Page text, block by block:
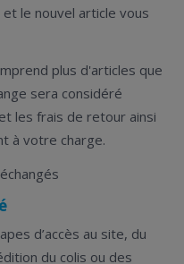
le nouvel article vous
plus d'articles que
sera considéré
les frais de retour ainsi
à votre charge.
d’accès au site, du
du colis ou des